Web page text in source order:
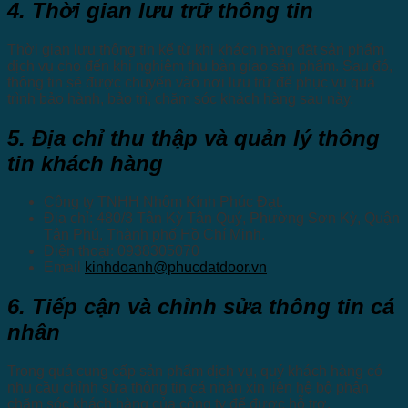
4. Thời gian lưu trữ thông tin
Thời gian lưu thông tin kể từ khi khách hàng đặt sản phẩm
dịch vụ cho đến khi nghiệm thu bàn giao sản phẩm. Sau đó,
thông tin sẽ được chuyển vào nơi lưu trữ để phục vụ quá
trình bảo hành, bảo trì, chăm sóc khách hàng sau này.
5. Địa chỉ thu thập và quản lý thông
tin khách hàng
Công ty TNHH Nhôm Kính Phúc Đạt.
Địa chỉ: 480/3 Tân Kỳ Tân Quý, Phường Sơn Kỳ, Quận
Tân Phú, Thành phố Hồ Chí Minh.
Điện thoại: 0938305070
Email
kinhdoanh@phucdatdoor.vn
6. Tiếp cận và chỉnh sửa thông tin cá
nhân
Trong quá cung cấp sản phẩm dịch vụ, quý khách hàng có
nhu cầu chỉnh sửa thông tin cá nhân xin liên hệ bộ phận
chăm sóc khách hàng của công ty để được hỗ trợ.